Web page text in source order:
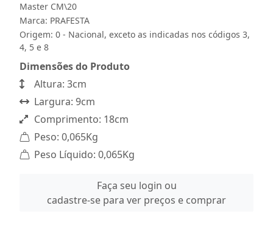
Master CM\20
Marca: PRAFESTA
Origem: 0 - Nacional, exceto as indicadas nos códigos 3,
4, 5 e 8
Dimensões do Produto
Altura: 3cm
Largura: 9cm
Comprimento: 18cm
Peso: 0,065Kg
Peso Líquido: 0,065Kg
Faça seu login ou
cadastre-se para ver preços e comprar